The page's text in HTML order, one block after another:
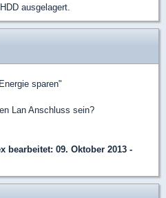
ausgelagert.
sparen"
Lan Anschluss sein?
bearbeitet: 09. Oktober 2013 -